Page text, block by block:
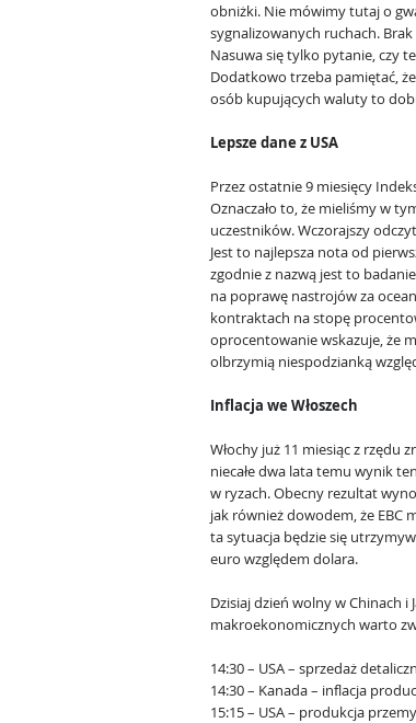
obniżki. Nie mówimy tutaj o
sygnalizowanych ruchach.
Nasuwa się tylko pytanie, czy
Dodatkowo trzeba pamiętać,
osób kupujących waluty to
Lepsze dane z USA
Przez ostatnie 9 miesięcy
Oznaczało to, że mieliśmy w
uczestników. Wczorajszy
Jest to najlepsza nota od
zgodnie z nazwą jest to
na poprawę nastrojów za
kontraktach na stopę
oprocentowanie wskazuje, że
olbrzymią niespodzianką
Inflacja we Włoszech
Włochy już 11 miesiąc z rzędu
niecałe dwa lata temu wynik
w ryzach. Obecny rezultat
jak również dowodem, że EBC
ta sytuacja będzie się
euro względem dolara.
Dzisiaj dzień wolny w Chinach i
makroekonomicznych warto
14:30 – USA – sprzedaż
14:30 – Kanada – inflacja
15:15 – USA – produkcja